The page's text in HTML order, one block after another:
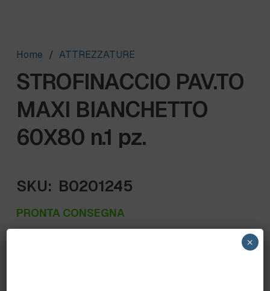
Home / ATTREZZATURE
STROFINACCIO PAV.TO
MAXI BIANCHETTO
60X80 n.1 pz.
SKU: B0201245
PRONTA CONSEGNA
×